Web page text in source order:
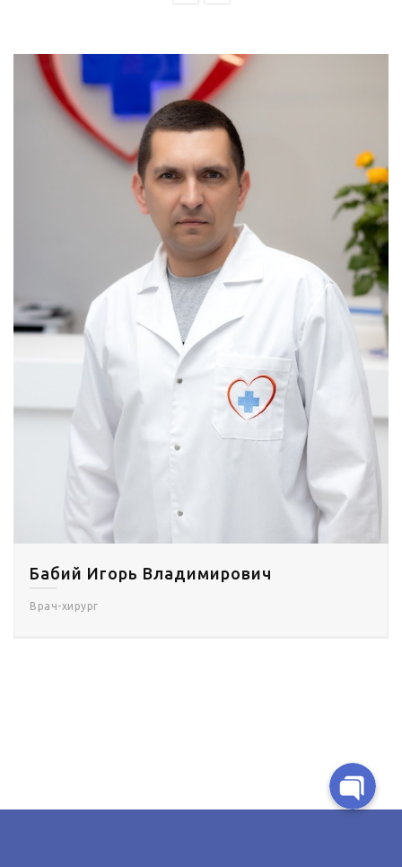
Банас Валентина Васильевна
Врач-педиатр
Telegram-бот для запису